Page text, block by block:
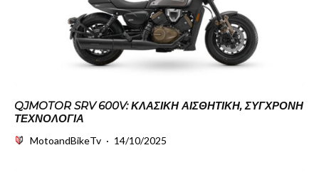
QJMOTOR SRV 600V: ΚΛΑΣΙΚΉ ΑΙΣΘΗΤΙΚΉ, ΣΎΓΧΡΟΝΗ
ΤΕΧΝΟΛΟΓΊΑ
MotoandBikeTv · 14/10/2025